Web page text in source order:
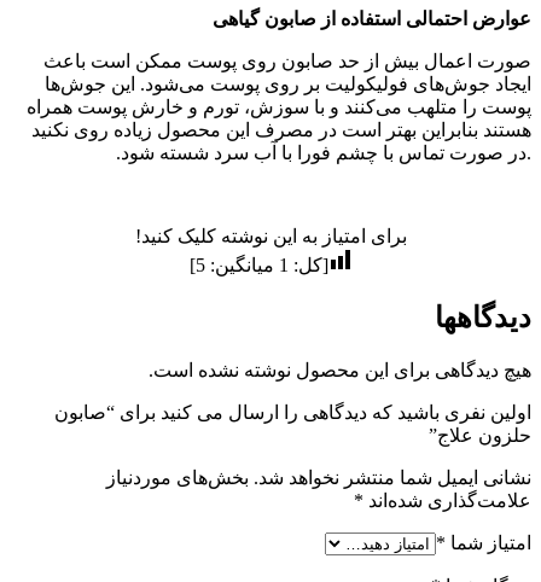
عوارض احتمالی استفاده از صابون گیاهی
صورت اعمال بیش از حد صابون روی پوست ممکن است باعث
ایجاد جوش‌های فولیکولیت بر روی پوست می‌شود. این جوش‌ها
پوست را متلهب می‌کنند و با سوزش، تورم و خارش پوست همراه
هستند بنابراین بهتر است در مصرف این محصول زیاده روی نکنید
.در صورت تماس با چشم فورا با آب سرد شسته شود.
برای امتیاز به این نوشته کلیک کنید!
[کل: 1 میانگین:5
]
دیدگاهها
هیچ دیدگاهی برای این محصول نوشته نشده است.
اولین نفری باشید که دیدگاهی را ارسال می کنید برای “صابون
حلزون علاج”
نشانی ایمیل شما منتشر نخواهد شد. بخش‌های موردنیاز
علامت‌گذاری شده‌اند *
امتیاز شما *